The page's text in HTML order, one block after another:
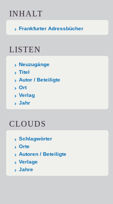
INHALT
Frankfurter Adressbücher
LISTEN
Neuzugänge
Titel
Autor / Beteiligte
Ort
Verlag
Jahr
CLOUDS
Schlagwörter
Orte
Autoren / Beteiligte
Verlage
Jahre